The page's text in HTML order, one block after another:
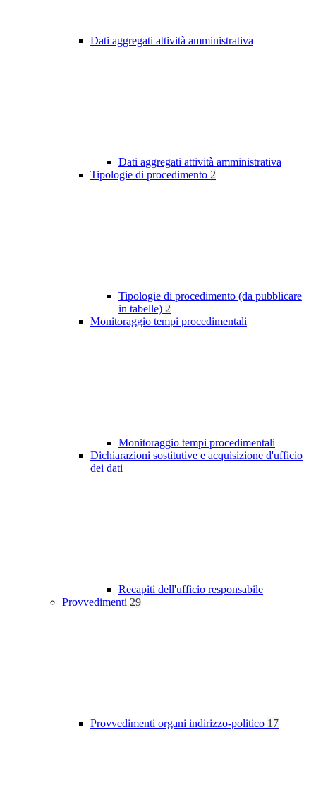
Dati aggregati attività amministrativa
Dati aggregati attività amministrativa
Tipologie di procedimento 2
Tipologie di procedimento (da pubblicare
in tabelle) 2
Monitoraggio tempi procedimentali
Monitoraggio tempi procedimentali
Dichiarazioni sostitutive e acquisizione d'ufficio
dei dati
Recapiti dell'ufficio responsabile
Provvedimenti 29
Provvedimenti organi indirizzo-politico 17